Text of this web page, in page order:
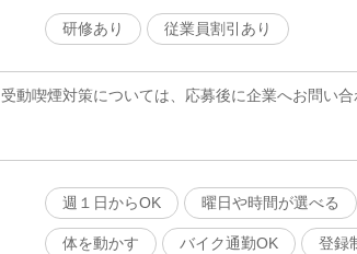
研修あり
従業員割引あり
受動喫煙対策については、応募後に企業へお問い
週１日からOK
曜日や時間が選べる
体を動かす バイク通勤OK 登録